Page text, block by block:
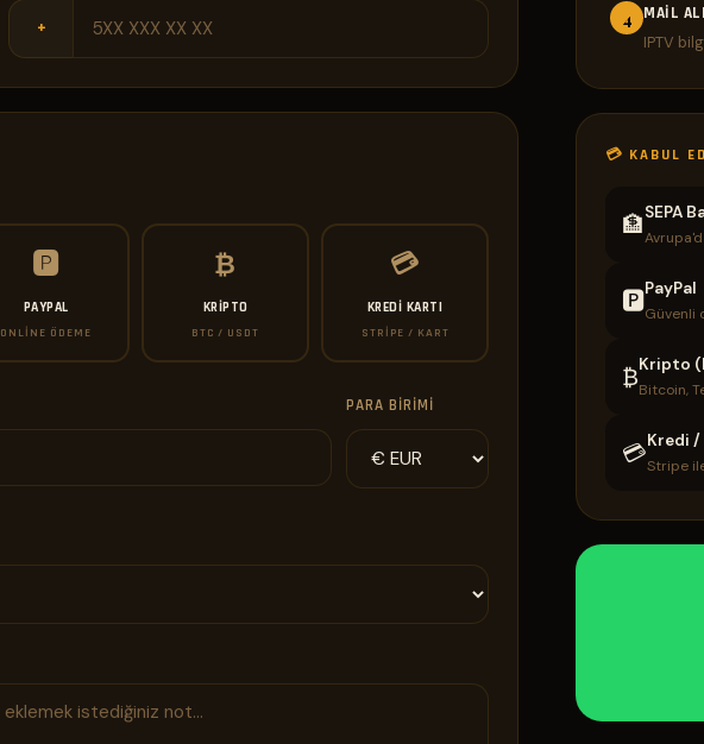
+
🅿️
PAYPAL
ONLINE ÖDEME
₿
KRIPTO
BTC / USDT
💳
KREDI KARTI
STRIPE / KART
PARA BIRIMI
4
MAIL
IPTV
💳 KABUL
🏦SEPA
🅿️PayPal
Güvenli
₿Kripto
Bitcoin,
💳Kredi /
Stripe